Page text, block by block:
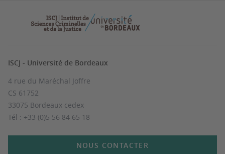
ISCJ - Université de Bordeaux
4 rue du Maréchal Joffre
CS 61752
33075 Bordeaux cedex
Tél : +33 (0)5 56 84 65 18
NOUS CONTACTER